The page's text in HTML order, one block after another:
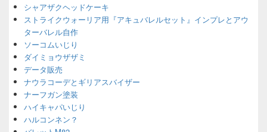
シャアザクヘッドケーキ
ストライクウォーリア用『アキュバレルセット』インプレとアウ
ターバレル自作
ソーコムいじり
ダイミョウザザミ
データ販売
ナウラコーデとギリアスバイザー
ナーフガン塗装
ハイキャパいじり
ハルコンネン？